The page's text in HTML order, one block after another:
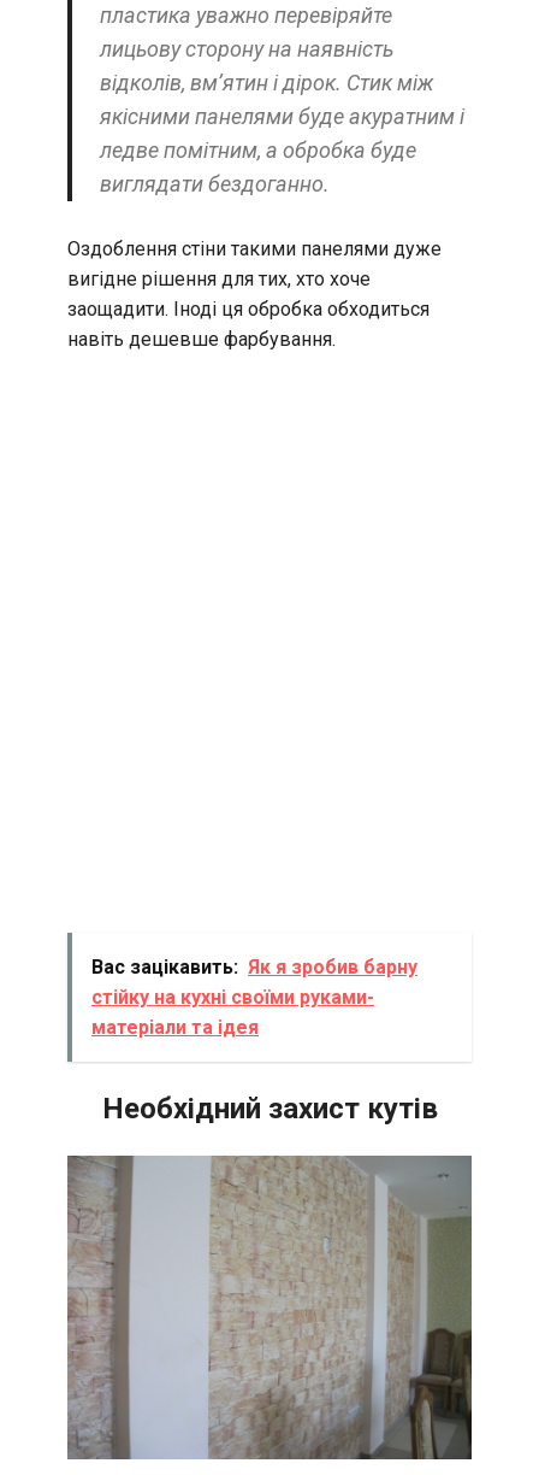
пластика уважно перевіряйте
лицьову сторону на наявність
відколів, вм’ятин і дірок. Стик між
якісними панелями буде акуратним і
ледве помітним, а обробка буде
виглядати бездоганно.
Оздоблення стіни такими панелями дуже
вигідне рішення для тих, хто хоче
заощадити. Іноді ця обробка обходиться
навіть дешевше фарбування.
Вас зацікавить: Як я зробив барну
стійку на кухні своїми руками-
матеріали та ідея
Необхідний захист кутів